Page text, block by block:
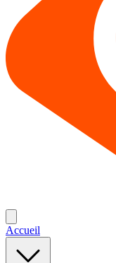
Accueil